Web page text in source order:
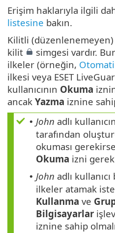
Erişim haklarıyla ilgili
listesine bakın.
Kilitli
kilit
simgesi vardır.
ilkeler (örneğin,
ilkesi veya ESET
kullanıcının Okuma
ancak Yazma iznine
• John adlı
tarafından
okuması
Okuma izni
• John adlı
ilkeler atamak
Kullanma ve
Bilgisayarlar
iznine sahip